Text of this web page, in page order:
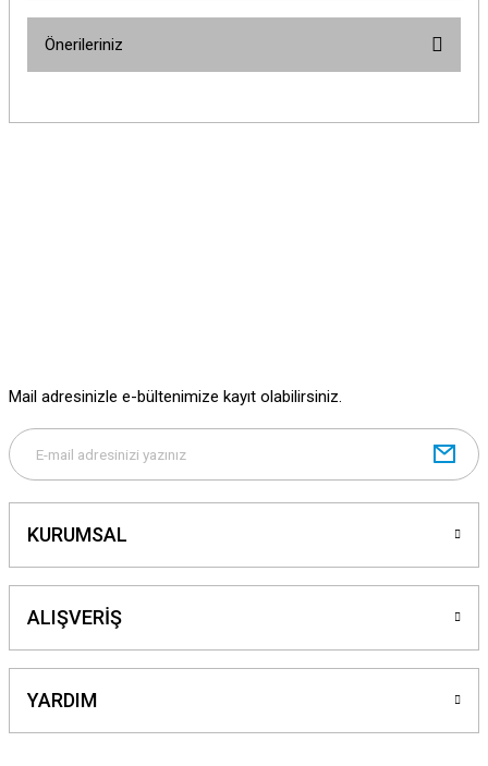
Önerileriniz
yetersiz gördüğünüz noktaları öneri formunu kullanarak tarafımıza
Gönder
Mail adresinizle e-bültenimize kayıt olabilirsiniz.
KURUMSAL
ALIŞVERİŞ
YARDIM